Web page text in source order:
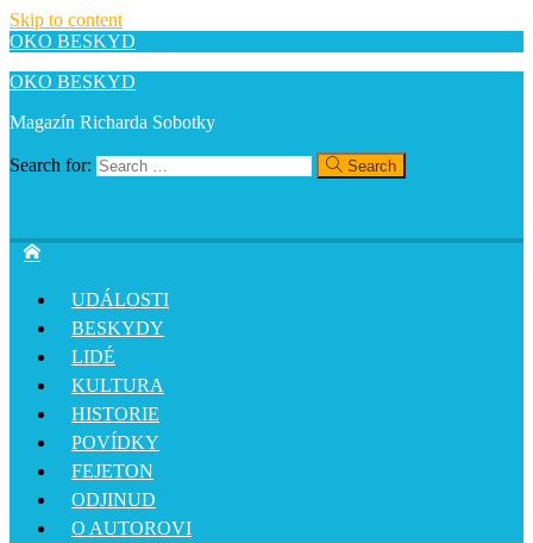
Skip to content
OKO BESKYD
OKO BESKYD
Magazín Richarda Sobotky
Search for: Search
UDÁLOSTI
BESKYDY
LIDÉ
KULTURA
HISTORIE
POVÍDKY
FEJETON
ODJINUD
O AUTOROVI